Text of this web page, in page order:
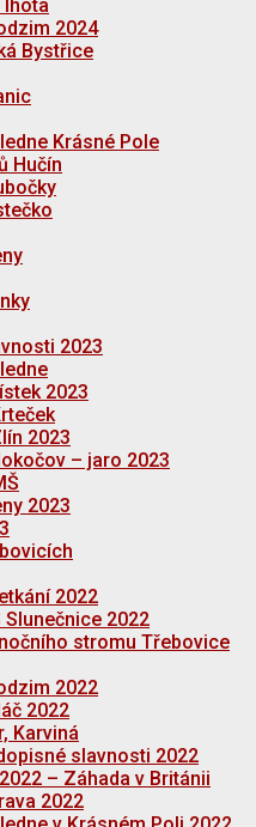
lhota
2024
Bystřice
Krásné Pole
Hučín
2023
2023
2023
– jaro 2023
2023
2022
2022
stromu Třebovice
2022
2022
Karviná
slavnosti 2022
– Záhada v Británii
2022